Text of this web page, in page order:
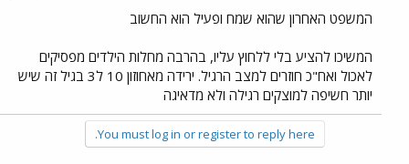
המשפט האחרון שהוא שמח ופעיל הוא החשוב
המשיכו להציע בלי ללחוץ עליו, בהרבה מחלות הילדים מפסיקים
לאכול ואח"כ חוזרים למצב הרגיל. ירידה מאחוזון 10 ל3 בגיל זה שיש
יותר חשיפה למוצקים רגילה ולא מדאיגה
You must log in or register to reply here.